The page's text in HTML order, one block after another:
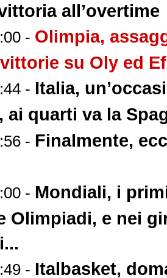
all’overtime
- Olimpia,
su Oly ed
- Italia,
ai quarti va la
- Finalmente,
- Mondiali, i
Olimpiadi, e nei
- Italbasket,